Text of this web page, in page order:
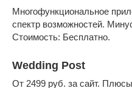
Многофункциональное
спектр возможностей.
Стоимость: Бесплатно.
Wedding Post
От 2499 руб. за сайт.